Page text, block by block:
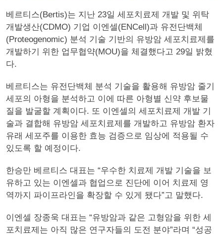
베르티스(Bertis)는 지난 23일 세포치료제 개발 및 위탁
개발생산(CDMO) 기업 이엔셀(ENCell)과 유전단백체
(Proteogenomic) 분석 기술 기반의 유방암 세포치료제를
개발하기 위한 업무협약(MOU)을 체결했다고 29일 밝혔
다.
베르티스는 유전단백체 분석 기술을 활용해 유방암 줄기
세포의 아형을 분석하고 이에 따른 아형별 신약 후보물
질을 발굴할 계획이다. 또 이엔셀의 세포치료제 개발 기
술과 결합해 유방암 세포치료제를 개발하고 유방암 환자
유래 세포주를 이용한 효능 검증으로 임상에 적용될 수
있도록 할 예정이다.
한승만 베르티스 대표는 “우수한 치료제 개발 기술을 보
유하고 있는 이엔셀과 협업으로 진단에 이어 치료제 영
역까지 파이프라인을 확장할 수 있게 됐다”고 말했다.
이엔셀 장종욱 대표는 “유방암과 같은 고형암을 위한 세
포치료제는 아직 많은 연구자들의 도전 분야”라며 “성공